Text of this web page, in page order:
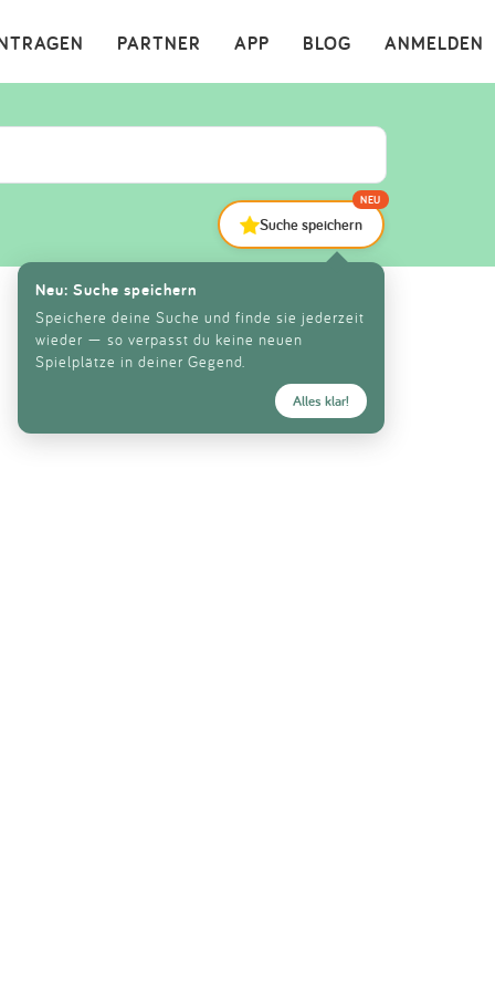
ANMELDEN
BLOG
APP
PARTNER ×
Suche speichern
NEU
Neu: Suche speichern
Speichere deine Suche und finde sie jederzeit
wieder — so verpasst du keine neuen
Spielplätze in deiner Gegend.
Alles klar!